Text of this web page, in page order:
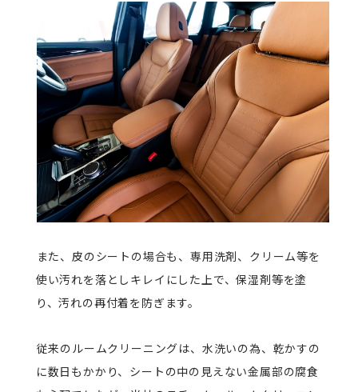
また、皮のシートの場合も、専用洗剤、クリーム等を
使い汚れを落としキレイにした上で、保湿剤等を塗
り、汚れの再付着を防ぎます。
従来のルームクリーニングは、水洗いの為、乾かすの
に数日もかかり、シートの中の見えない金属部の腐食